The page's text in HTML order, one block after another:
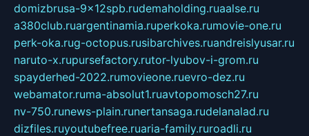
domizbrusa-9x12spb.rudemaholding.ruaalse.ru
a380club.ruargentinamia.ruperkoka.rumovie-one.ru
perk-oka.rug-octopus.rusibarchives.ruandreislyusar.ru
naruto-x.rupursefactory.rutor-lyubov-i-grom.ru
spayderhed-2022.rumovieone.ruevro-dez.ru
webamator.ruma-absolut1.ruavtopomosch27.ru
nv-750.runews-plain.runertansaga.rudelanalad.ru
dizfiles.ruyoutubefree.ruaria-family.ruroadli.ru